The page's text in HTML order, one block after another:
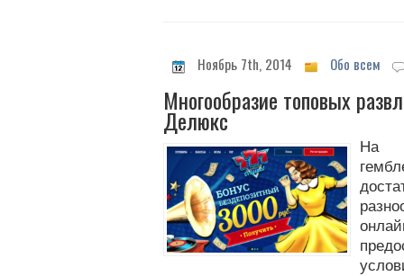
Ноябрь 7th, 2014 Обо всем
Многообразие топовых
Делюкс
На